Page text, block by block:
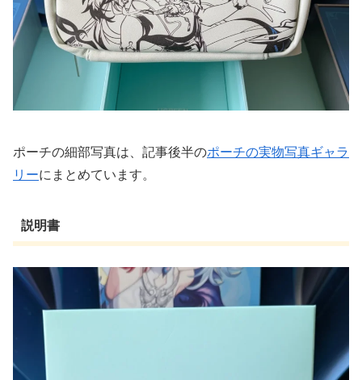
ポーチの細部写真は、記事後半のポーチの実物写真ギャラ
リーにまとめています。
説明書